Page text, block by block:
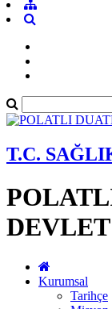
T.C.
Kurumsal
Tarihçe